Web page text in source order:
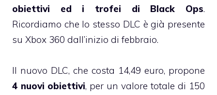
obiettivi ed i trofei di Black Ops.
Ricordiamo che lo stesso DLC è già presente
su Xbox 360 dall’inizio di febbraio.
Il nuovo DLC, che costa 14,49 euro, propone
4 nuovi obiettivi, per un valore totale di 150